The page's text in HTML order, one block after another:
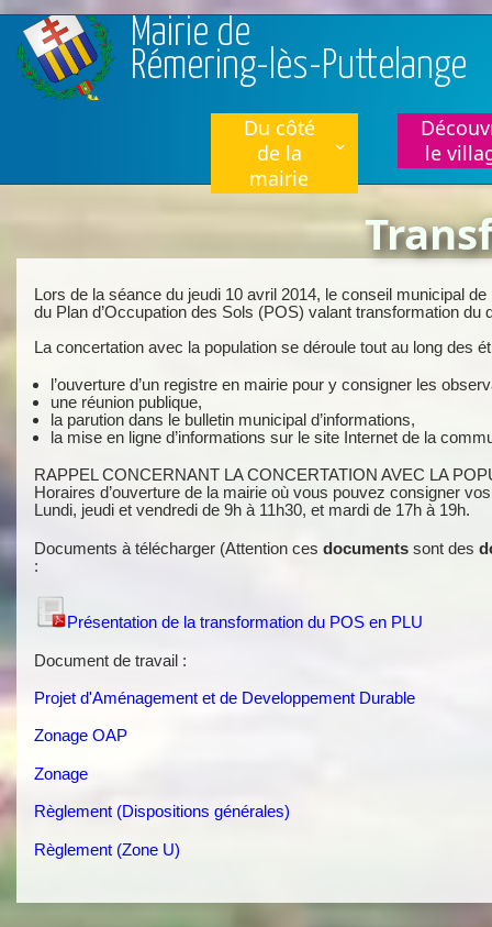
Aller au contenu principal
Mairie de
Rémering-lès-Puttelange
Du côté
de la
mairie
le
Lors de la séance du jeudi 10 avril 2014, le conseil municipal
du Plan d’Occupation des Sols (POS) valant transformation du
La concertation avec la population se déroule tout au long des
l’ouverture d’un registre en mairie pour y consigner les
une réunion publique,
la parution dans le bulletin municipal d’informations,
la mise en ligne d’informations sur le site Internet de la
RAPPEL CONCERNANT LA CONCERTATION AVEC LA
Horaires d’ouverture de la mairie où vous pouvez consigner
Lundi, jeudi et vendredi de 9h à 11h30, et mardi de 17h à 19h.
Documents à télécharger (Attention ces documentssont des
:
Présentation de la transformation du POS en PLU
Document de travail :
Projet d'Aménagement et de Developpement Durable
Zonage OAP
Zonage
Règlement (Dispositions générales)
Règlement (Zone U)